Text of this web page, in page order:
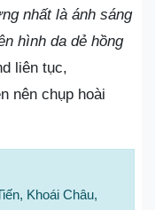
nhất là ánh sáng
hình da dẻ hồng
liên tục,
nên chụp hoài
Khoái Châu,